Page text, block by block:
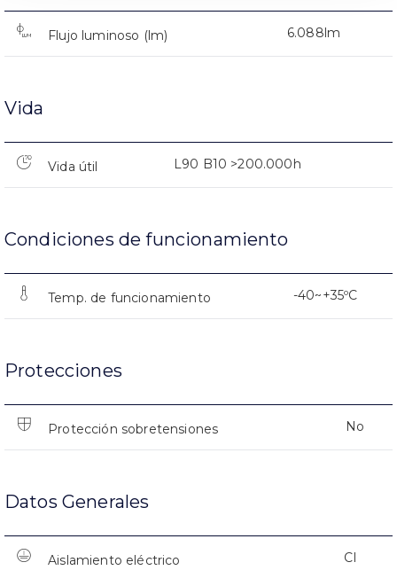
Flujo luminoso (lm) 6.088lm
Vida
Vida útil L90 B10 >200.000h
Condiciones de funcionamiento
Temp. de funcionamiento -40~+35ºC
Protecciones
Protección sobretensiones No
Datos Generales
Aislamiento eléctrico CI